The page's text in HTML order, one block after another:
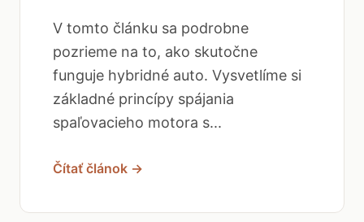
V tomto článku sa podrobne
pozrieme na to, ako skutočne
funguje hybridné auto. Vysvetlíme si
základné princípy spájania
spaľovacieho motora s...
Čítať článok →